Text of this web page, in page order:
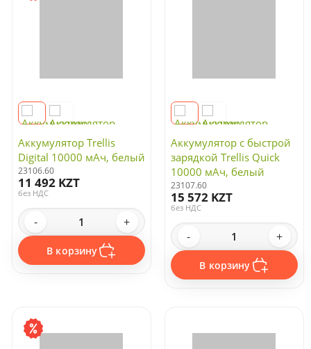
Аккумулятор Trellis
Digital 10000 мАч, белый
23106.60
11 492 KZT
без НДС
- +
В корзину
Аккумулятор с быстрой
зарядкой Trellis Quick
10000 мАч, белый
23107.60
15 572 KZT
без НДС
- +
В корзину